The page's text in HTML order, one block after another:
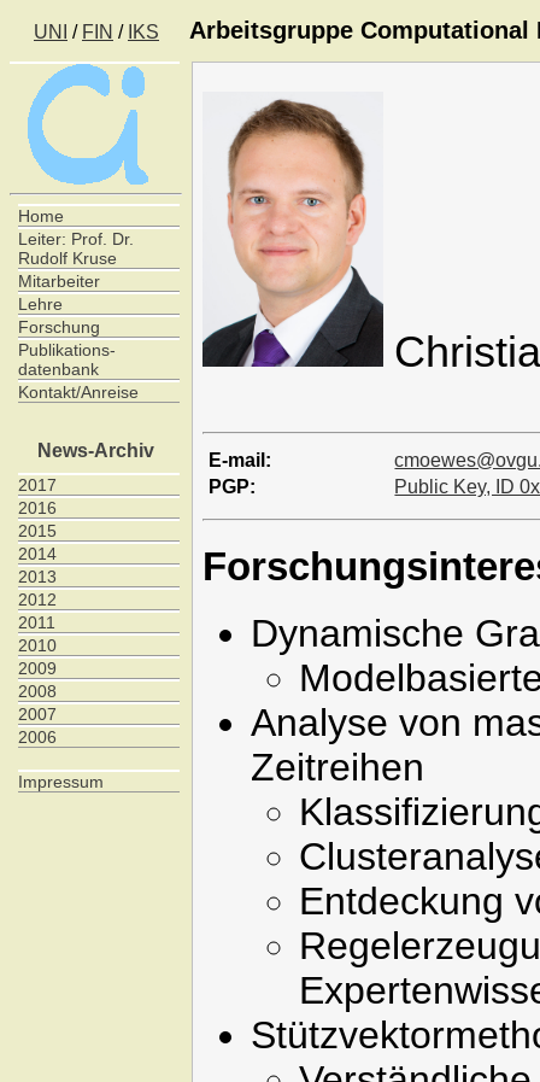
UNI / FIN / IKS Arbeitsgruppe Computational
Home
Leiter: Prof. Dr.
Rudolf Kruse
Mitarbeiter
Lehre
Forschung
Publikations-
datenbank
Kontakt/Anreise
News-Archiv
2017
2016
2015
2014
2013
2012
2011
2010
2009
2008
2007
2006
Impressum
E-mail:
PGP:
Public Key, ID
Dynamische
Analyse von
Zeitreihen
Entdeckung